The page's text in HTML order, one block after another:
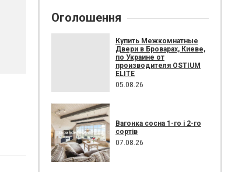
Оголошення
Купить Межкомнатные
Двери в Броварах, Киеве,
по Украине от
производителя OSTIUM
ELITE
05.08.26
Вагонка сосна 1-го і 2-го
сортів
07.08.26